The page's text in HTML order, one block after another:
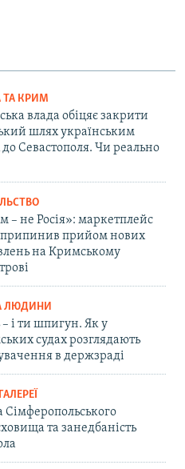
ТА КРИМ
влада обіцяє закрити
шлях українським
Севастополя. Чи реально
– не Росія»: маркетплейс
припинив прийом нових
на Кримському
ЛЮДИНИ
і ти шпигун. Як у
судах розглядають
в держзраді
Сімферопольського
та занедбаність